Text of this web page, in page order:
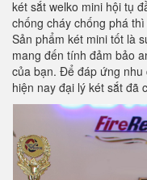
két sắt welko mini hội tụ
chống cháy chống phá
Sản phẩm két mini tốt là
mang đến tính đảm bảo
của bạn. Để đáp ứng nhu
hiện nay đại lý két sắt đã